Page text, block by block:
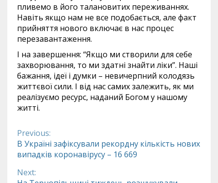
пливемо в його талановитих переживаннях.
Навіть якщо нам не все подобається, але факт
прийняття нового включає в нас процес
перезавантаження.
І на завершення: “Якщо ми створили для себе
захворювання, то ми здатні знайти ліки”. Наші
бажання, ідеї і думки – невичерпний колодязь
життєвої сили. І від нас самих залежить, як ми
реалізуємо ресурс, наданий Богом у нашому
житті.
Continue
Reading
Previous:
В Україні зафіксували рекордну кількість нових
випадків коронавірусу – 16 669
Next: